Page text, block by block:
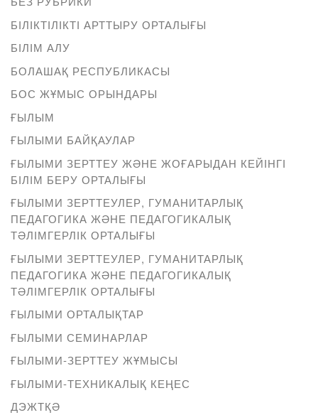
БІЛІКТІЛІКТІ АРТТЫРУ ОРТАЛЫҒЫ
БІЛІМ АЛУ
БОЛАШАҚ РЕСПУБЛИКАСЫ
БОС ЖҰМЫС ОРЫНДАРЫ
ҒЫЛЫМ
ҒЫЛЫМИ БАЙҚАУЛАР
ҒЫЛЫМИ ЗЕРТТЕУ ЖӘНЕ ЖОҒАРЫДАН КЕЙІНГІ
БІЛІМ БЕРУ ОРТАЛЫҒЫ
ҒЫЛЫМИ ЗЕРТТЕУЛЕР, ГУМАНИТАРЛЫҚ
ПЕДАГОГИКА ЖӘНЕ ПЕДАГОГИКАЛЫҚ
ТӘЛІМГЕРЛІК ОРТАЛЫҒЫ
ҒЫЛЫМИ ЗЕРТТЕУЛЕР, ГУМАНИТАРЛЫҚ
ПЕДАГОГИКА ЖӘНЕ ПЕДАГОГИКАЛЫҚ
ТӘЛІМГЕРЛІК ОРТАЛЫҒЫ
ҒЫЛЫМИ ОРТАЛЫҚТАР
ҒЫЛЫМИ СЕМИНАРЛАР
ҒЫЛЫМИ-ЗЕРТТЕУ ЖҰМЫСЫ
ҒЫЛЫМИ-ТЕХНИКАЛЫҚ КЕҢЕС
ДЭЖТҚӘ